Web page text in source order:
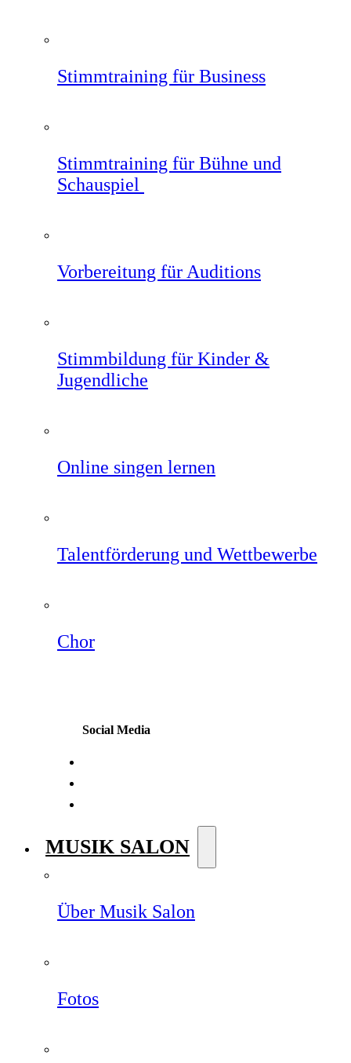
Stimmtraining für Business
Stimmtraining für Bühne und
Schauspiel
Vorbereitung für Auditions
Stimmbildung für Kinder &
Jugendliche
Online singen lernen
Talentförderung und Wettbewerbe
Chor
Social Media
MUSIK SALON
Über Musik Salon
Fotos